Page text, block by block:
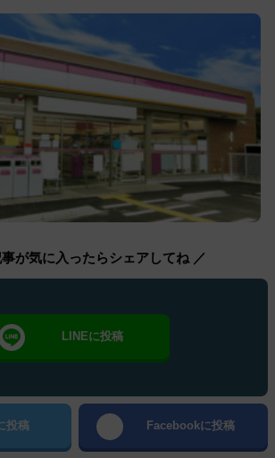
が気に入ったらシェアしてね ／
LINEに投稿
投稿 Facebookに投稿